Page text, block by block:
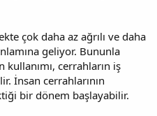
çok daha az ağrılı ve daha
geliyor. Bununla
cerrahların iş
İnsan cerrahlarının
bir dönem başlayabilir.